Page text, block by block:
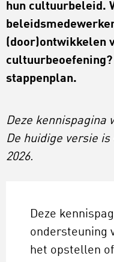
hun cultuurbeleid.
(door)ontwikkelen
cultuurbeoefening?
stappenplan.
Deze kennispagina
De huidige versie
2026.
Deze
ondersteuning
het opstellen